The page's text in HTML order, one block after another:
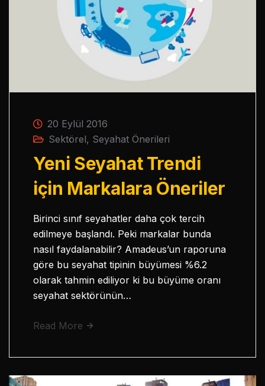
20 Eylül 2016
Sektörel, Seyahat Önerileri
Yeni Seyahat Trendi
için Markalara Öneriler
Birinci sınıf seyahatler daha çok tercih
edilmeye başlandı. Peki markalar bunda
nasıl faydalanabilir? Amadeus’un raporuna
göre bu seyahat tipinin büyümesi %6.2
olarak tahmin ediliyor ki bu büyüme oranı
seyahat sektörünün…
Read More